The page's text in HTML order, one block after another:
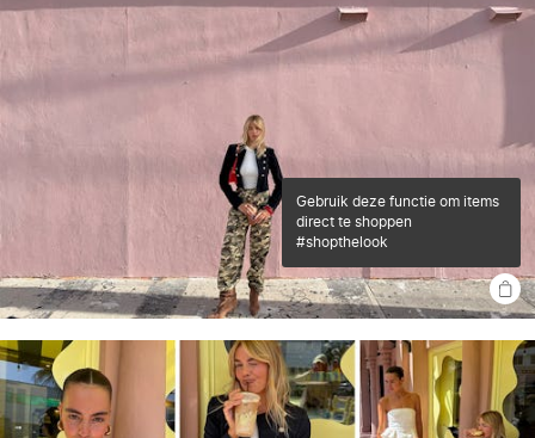
gebruik deze functie om items
direct te shoppen
#shopthelook
THE